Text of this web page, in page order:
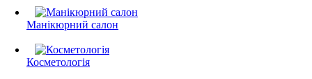
Манікюрний салон
Косметологія